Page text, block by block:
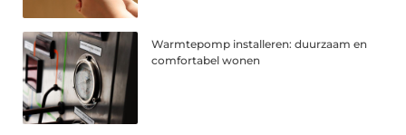
Warmtepomp installeren: duurzaam en
comfortabel wonen